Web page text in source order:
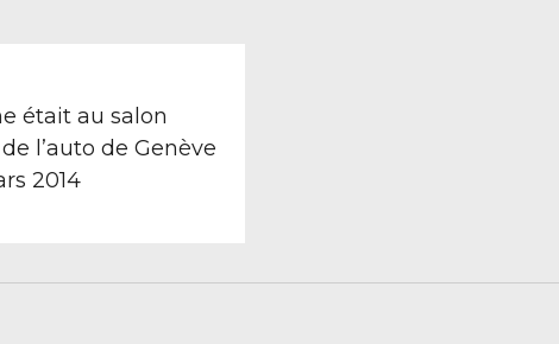
était au salon
l’auto de Genève
2014